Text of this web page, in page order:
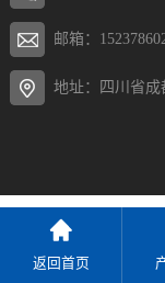
邮箱：
地址：四川省成
返回首页